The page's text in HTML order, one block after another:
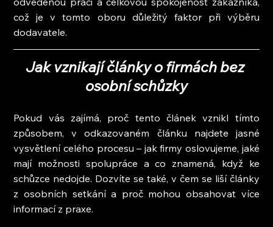
což je v tomto oboru důležitý faktor při výběru
dodavatele.
Jak vznikají články o firmách bez
osobní schůzky
Pokud vás zajímá, proč tento článek vznikl tímto
způsobem, v odkazovaném článku najdete jasné
vysvětlení celého procesu – jak firmy oslovujeme, jaké
mají možnosti spolupráce a co znamená, když ke
schůzce nedojde. Dozvíte se také, v čem se liší články
z osobních setkání a proč mohou obsahovat více
informací z praxe.